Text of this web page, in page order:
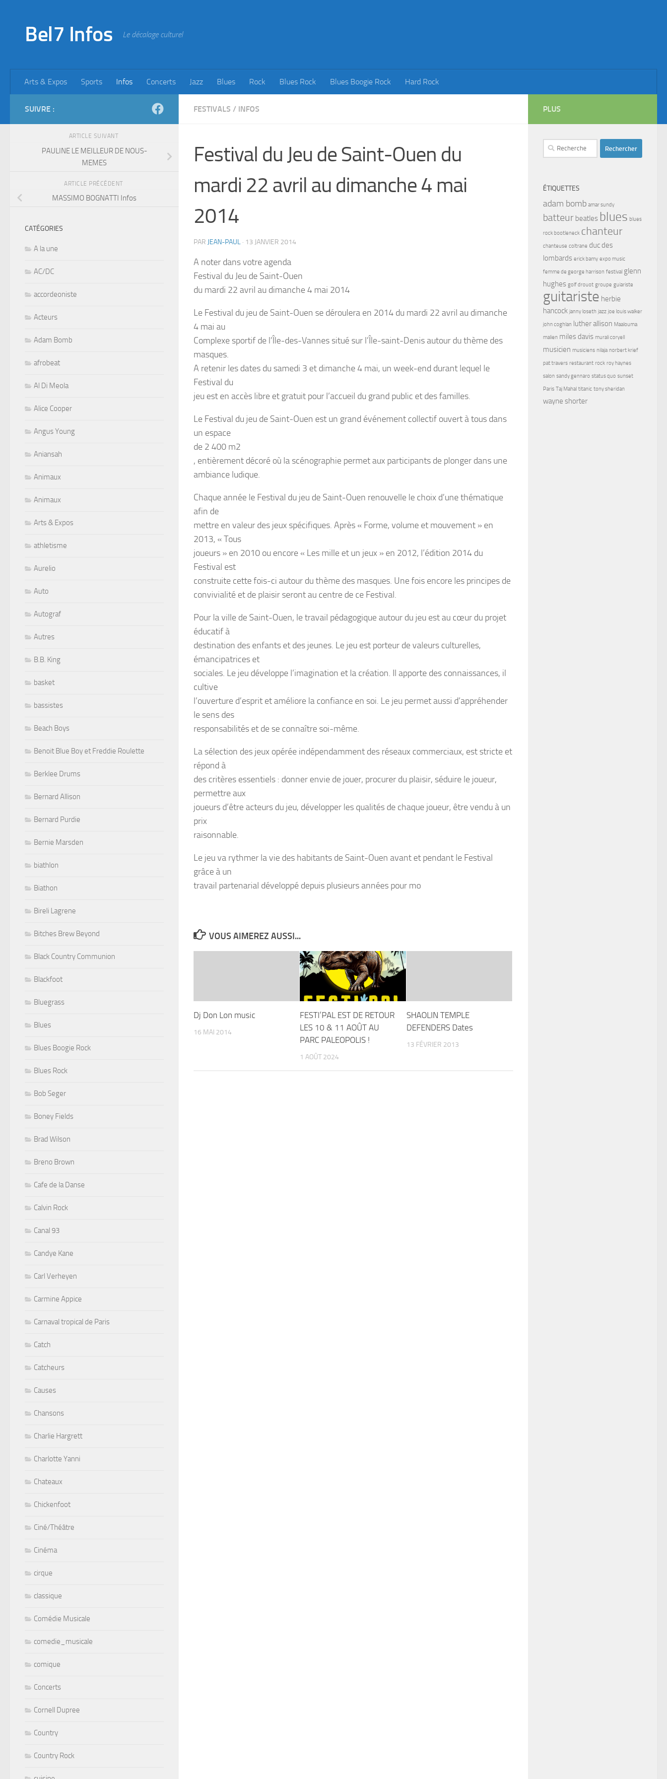
Bel7 Infos Le décalage culturel
Arts & Expos Sports Infos Concerts Jazz Blues Rock Blues Rock Blues Boogie Rock Hard Rock
FESTIVALS / INFOS
Festival du Jeu de Saint-Ouen du
mardi 22 avril au dimanche 4 mai
2014
PAR JEAN-PAUL · 13 JANVIER 2014
A noter dans votre agenda
Festival du Jeu de Saint-Ouen
du mardi 22 avril au dimanche 4 mai 2014
Le Festival du jeu de Saint-Ouen se déroulera en 2014 du mardi 22 avril au dimanche
4 mai au
Complexe sportif de l’Île-des-Vannes situé sur l’Île-saint-Denis autour du thème des
masques.
A retenir les dates du samedi 3 et dimanche 4 mai, un week-end durant lequel le
Festival du
jeu est en accès libre et gratuit pour l’accueil du grand public et des familles.
Le Festival du jeu de Saint-Ouen est un grand événement collectif ouvert à tous dans
un espace
de 2 400 m2
, entièrement décoré où la scénographie permet aux participants de plonger dans une
ambiance ludique.
Chaque année le Festival du jeu de Saint-Ouen renouvelle le choix d’une thématique
afin de
mettre en valeur des jeux spécifiques. Après « Forme, volume et mouvement » en
2013, « Tous
joueurs » en 2010 ou encore « Les mille et un jeux » en 2012, l’édition 2014 du
Festival est
construite cette fois-ci autour du thème des masques. Une fois encore les principes de
convivialité et de plaisir seront au centre de ce Festival.
Pour la ville de Saint-Ouen, le travail pédagogique autour du jeu est au cœur du projet
éducatif à
destination des enfants et des jeunes. Le jeu est porteur de valeurs culturelles,
émancipatrices et
sociales. Le jeu développe l’imagination et la création. Il apporte des connaissances, il
cultive
l’ouverture d’esprit et améliore la confiance en soi. Le jeu permet aussi d’appréhender
le sens des
responsabilités et de se connaître soi-même.
La sélection des jeux opérée indépendamment des réseaux commerciaux, est stricte et
répond à
des critères essentiels : donner envie de jouer, procurer du plaisir, séduire le joueur,
permettre aux
joueurs d’être acteurs du jeu, développer les qualités de chaque joueur, être vendu à un
prix
raisonnable.
Le jeu va rythmer la vie des habitants de Saint-Ouen avant et pendant le Festival
grâce à un
travail partenarial développé depuis plusieurs années pour mo
VOUS AIMEREZ AUSSI...
Dj Don Lon music
16 MAI 2014
FESTI’PAL EST DE RETOUR
LES 10 & 11 AOÛT AU
PARC PALEOPOLIS !
1 AOÛT 2024
SHAOLIN TEMPLE
DEFENDERS Dates
13 FÉVRIER 2013
SUIVRE :
ARTICLE SUIVANT
PAULINE LE MEILLEUR DE NOUS-
MEMES
ARTICLE PRÉCÉDENT
MASSIMO BOGNATTI Infos
CATÉGORIES
A la une
AC/DC
accordeoniste
Acteurs
Adam Bomb
afrobeat
Al Di Meola
Alice Cooper
Angus Young
Aniansah
Animaux
Animaux
Arts & Expos
athletisme
Aurelio
Auto
Autograf
Autres
B.B. King
basket
bassistes
Beach Boys
Benoit Blue Boy et Freddie Roulette
Berklee Drums
Bernard Allison
Bernard Purdie
Bernie Marsden
biathlon
Biathon
Bireli Lagrene
Bitches Brew Beyond
Black Country Communion
Blackfoot
Bluegrass
Blues
Blues Boogie Rock
Blues Rock
Bob Seger
Boney Fields
Brad Wilson
Breno Brown
Cafe de la Danse
Calvin Rock
Canal 93
Candye Kane
Carl Verheyen
Carmine Appice
Carnaval tropical de Paris
Catch
Catcheurs
Causes
Chansons
Charlie Hargrett
Charlotte Yanni
Chateaux
Chickenfoot
Ciné/Théâtre
Cinéma
cirque
classique
Comédie Musicale
comedie_musicale
comique
Concerts
Cornell Dupree
Country
Country Rock
PLUS
Rechercher :
ÉTIQUETTES
adam bomb amar sundy
batteur beatles blues blues
rock bootleneck chanteur
chanteuse coltrane duc des
lombards erick bamy expo music
femme de george harrison festival glenn
hughes golf drouot groupe guiariste
guitariste herbie
hancock janny loseth jazz joe louis walker
john coghlan luther allison Maalouma
malien miles davis murali coryell
musicien musiciens nilaja norbert krief
pat travers restaurant rock roy haynes
salon sandy gennaro status quo sunset
Paris Taj Mahal titanic tony sheridan
wayne shorter